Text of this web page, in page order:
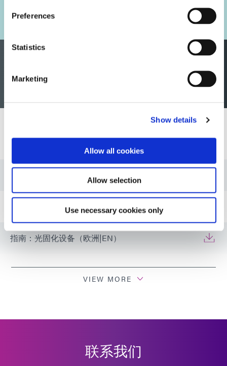
Preferences
Statistics
Marketing
Show details
Allow all cookies
Allow selection
Use necessary cookies only
Services
资源
指南：光固化设备（EN）
指南：点胶设备（EN）
指南：光固化设备（欧洲|EN）
指南：点胶设备（欧洲|EN）
VIEW MORE
联系我们